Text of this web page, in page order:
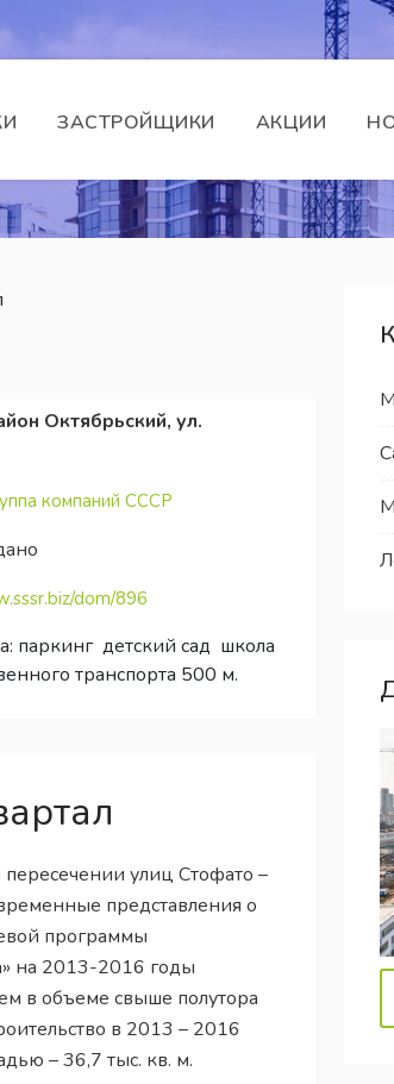
ЗАСТРОЙЩИКИ АКЦИИ
Октябрьский, ул.
компаний СССР
dom/896
паркинг детский сад школа
транспорта 500 м.
улиц Стофато –
представления о
программы
на 2013-2016 годы
в объеме свыше полутора
в 2013 – 2016
– 36,7 тыс. кв. м.